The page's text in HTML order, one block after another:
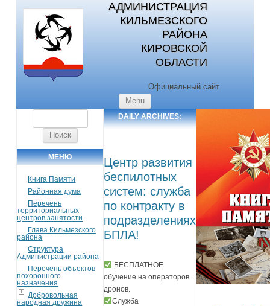
АДМИНИСТРАЦИЯ
КИЛЬМЕЗСКОГО
РАЙОНА
КИРОВСКОЙ
ОБЛАСТИ
Официальный сайт
Menu
МЕНЮ
Книга Памяти
Районная дума
Перечень
территориальных
центров занятости
Глава Кильмезского
района
Структура
Администрации района
Перечень объектов
похоронного
назначения
Добровольная
народная дружина
DAILY ARCHIVES:
Центр развития
беспилотных
систем: служба
по контракту в
подразделениях
БПЛА!
БЕСПЛАТНОЕ
обучение на операторов
дронов.
Служба